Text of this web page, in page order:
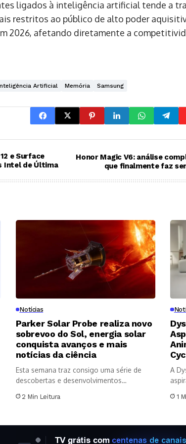
ligados à inteligência artificial tende a
restritos ao público de alto poder
2026, afetando diretamente a
Artificial Memória Samsung
e Surface
Intel de Última
Honor Magic V6: análise
que finalmente faz
Notícias
Parker Solar Probe realiza novo
sobrevoo do Sol, energia solar
conquista avanços e mais
notícias da ciência
Esta semana traz consigo uma série de
descobertas e desenvolvimentos
2 Min Leitura
A
1